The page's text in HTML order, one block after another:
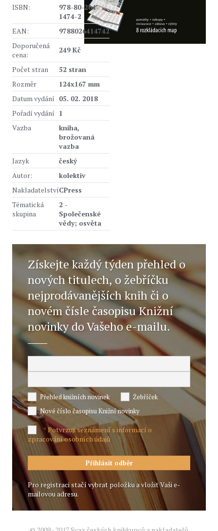
ISBN:
978-80-264-
1474-2
EAN:
9788026414742
Doporučená
cena:
249 Kč
Počet stran
52 stran
Rozměr
124x167 mm
Datum vydání 05. 02. 2018
Pořadí vydání 1
Vazba
kniha,
brožovaná
vazba
Jazyk
český
Autor:
kolektiv
NakladatelstvíCPress
Tématická
skupina
2 -
Společenské
vědy; osvěta
Získejte každý týden přehled o
nových titulech, o žebříčku
nejprodávanějších knih či o
novém čísle časopisu Knižní
novinky do Vašeho e-mailu.
Přehled knižních novinek
Žebříček
Nové číslo časopisu Knižní novinky
*Potvrzuji seznámení s informací o
zpracování osobních údajů
Pro registraci stačí vybrat položku a vložit Vaši e-
mailovou adresu.